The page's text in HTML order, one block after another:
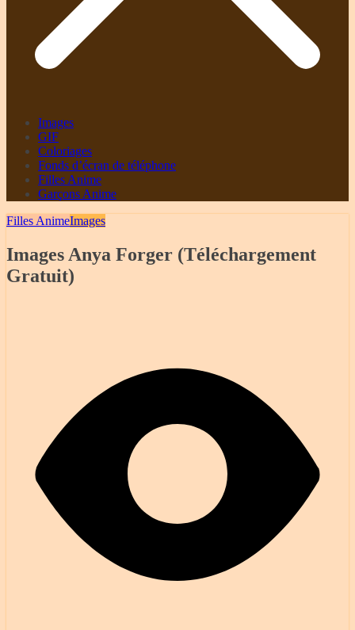
Images
GIF
Coloriages
Fonds d’écran de téléphone
Filles Anime
Garçons Anime
Filles AnimeImages
Images Anya Forger (Téléchargement
Gratuit)